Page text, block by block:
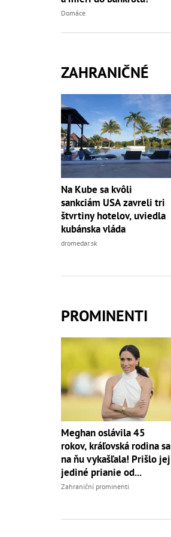
Domáce
ZAHRANIČNÉ
Na Kube sa kvôli
sankciám USA zavreli tri
štvrtiny hotelov, uviedla
kubánska vláda
dromedar.sk
PROMINENTI
Meghan oslávila 45
rokov, kráľovská rodina sa
na ňu vykašľala! Prišlo jej
jediné prianie od...
Zahraniční prominenti